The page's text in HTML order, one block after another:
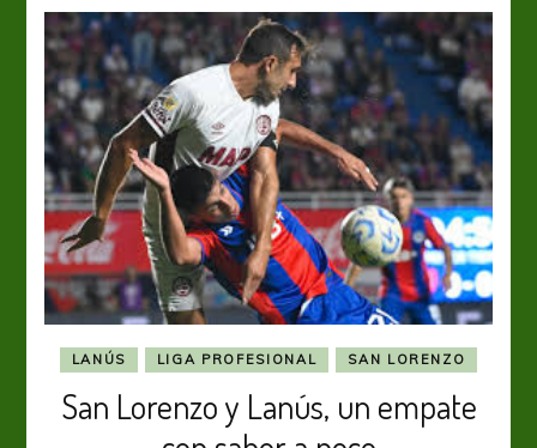
LANÚS LIGA PROFESIONAL SAN LORENZO
San Lorenzo y Lanús, un empate